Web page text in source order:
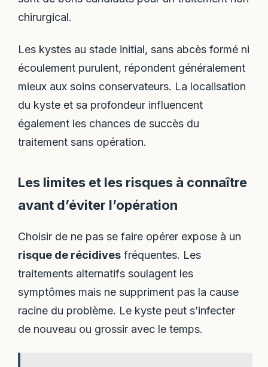
chirurgical.
Les kystes au stade initial, sans abcès formé ni
écoulement purulent, répondent généralement
mieux aux soins conservateurs. La localisation
du kyste et sa profondeur influencent
également les chances de succès du
traitement sans opération.
Les limites et les risques à connaître
avant d’éviter l’opération
Choisir de ne pas se faire opérer expose à un
risque de récidives fréquentes. Les
traitements alternatifs soulagent les
symptômes mais ne suppriment pas la cause
racine du problème. Le kyste peut s’infecter
de nouveau ou grossir avec le temps.